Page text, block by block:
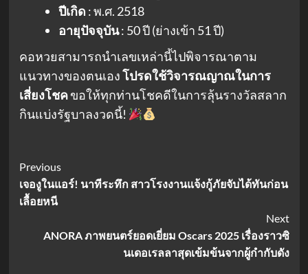
ปีเกิด : พ.ศ. 2518
อายุปัจจุบัน: 50 ปี (ย่างเข้า 51 ปี)
คอหวยสามารถนำเลขเหล่านี้ไปพิจารณาตาม
แนวทางของตนเองโปรดใช้วิจารณญาณในการ
เสี่ยงโชคขอให้ทุกท่านโชคดีในการลุ้นรางวัลสลาก
กินแบ่งรัฐบาลงวดนี้!
Post
Navigation
Previous
เจองูในแอร์! นาทีระทึก สาวโรงงานแจ้งกู้ภัยจับได้ทันก่อน
เลื้อยหนี
Next
ANORA ภาพยนตร์ยอดเยี่ยม Oscars 2025 เรื่องราวซิ
นเดอเรลลาสุดเข้มข้นจากผู้กำกับดัง